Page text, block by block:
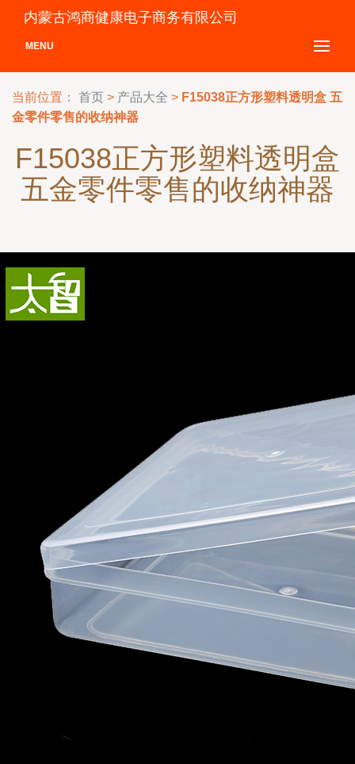
内蒙古鸿商健康电子商务有限公司
MENU
当前位置： 首页 > 产品大全 > F15038正方形塑料透明盒 五
金零件零售的收纳神器
F15038正方形塑料透明盒
五金零件零售的收纳神器